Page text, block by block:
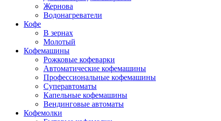
Жернова
Водонагреватели
Кофе
В зернах
Молотый
Кофемашины
Рожковые кофеварки
Автоматические кофемашины
Профессиональные кофемашины
Суперавтоматы
Капельные кофемашины
Вендинговые автоматы
Кофемолки